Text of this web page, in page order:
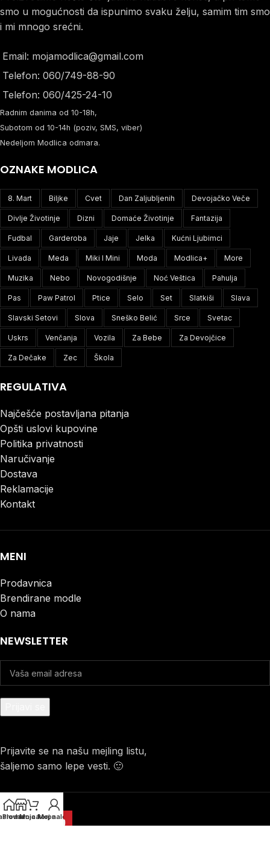
smo u mogućnosti da ispunimo svaku želju, samim tim smo
i mi mnogo srećni.
Email: mojamodlica@gmail.com
Telefon: 060/749-88-90
Telefon: 060/425-24-10
Radnim danima od 10-18h,
Subotom od 10-14h (poziv, SMS, viber)
Nedeljom Modlica odmara.
OZNAKE MODLICA
8. Mart Biljke Cvet Dan Zaljubljenih Devojačko Veče
Divlje Životinje Dizni Domaće Životinje Fantazija
Fudbal Garderoba Jaje Jelka Kućni Ljubimci
Livada Meda Miki I Mini Moda Modlica+ More
Muzika Nebo Novogodišnje Noć Veštica Pahulja
Pas Paw Patrol Ptice Selo Set Slatkiši Slava
Slavski Setovi Slova Sneško Belić Srce Svetac
Uskrs Venčanja Vozila Za Bebe Za Devojčice
Za Dečake Zec Škola
REGULATIVA
Najčešće postavljana pitanja
Opšti uslovi kupovine
Politika privatnosti
Naručivanje
Dostava
Reklamacije
Kontakt
MENI
Prodavnica
Brendirane modle
O nama
NEWSLETTER
Prijavite se na našu mejling listu,
šaljemo samo lepe vesti. 🙂
Prodavnica
Moja korpa
Moj nalog